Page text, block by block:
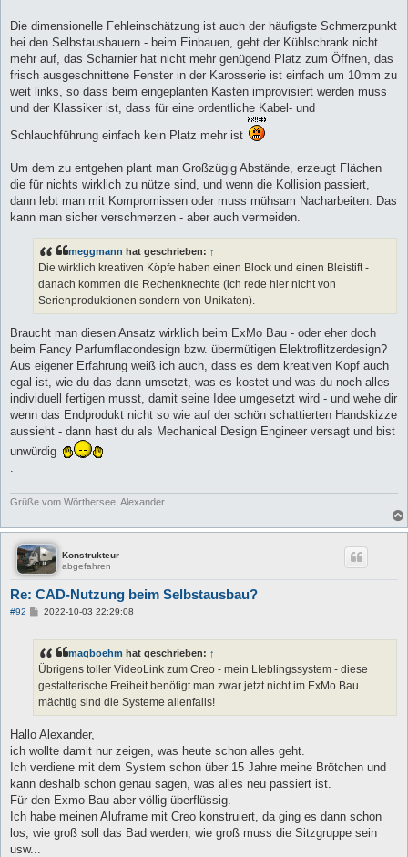
Die dimensionelle Fehleinschätzung ist auch der häufigste Schmerzpunkt
bei den Selbstausbauern - beim Einbauen, geht der Kühlschrank nicht
mehr auf, das Scharnier hat nicht mehr genügend Platz zum Öffnen, das
frisch ausgeschnittene Fenster in der Karosserie ist einfach um 10mm zu
weit links, so dass beim eingeplanten Kasten improvisiert werden muss
und der Klassiker ist, dass für eine ordentliche Kabel- und
Schlauchführung einfach kein Platz mehr ist
Um dem zu entgehen plant man Großzügig Abstände, erzeugt Flächen
die für nichts wirklich zu nütze sind, und wenn die Kollision passiert,
dann lebt man mit Kompromissen oder muss mühsam Nacharbeiten. Das
kann man sicher verschmerzen - aber auch vermeiden.
meggmann hat geschrieben: ↑
Die wirklich kreativen Köpfe haben einen Block und einen Bleistift -
danach kommen die Rechenknechte (ich rede hier nicht von
Serienproduktionen sondern von Unikaten).
Braucht man diesen Ansatz wirklich beim ExMo Bau - oder eher doch
beim Fancy Parfumflacondesign bzw. übermütigen Elektroflitzerdesign?
Aus eigener Erfahrung weiß ich auch, dass es dem kreativen Kopf auch
egal ist, wie du das dann umsetzt, was es kostet und was du noch alles
individuell fertigen musst, damit seine Idee umgesetzt wird - und wehe dir
wenn das Endprodukt nicht so wie auf der schön schattierten Handskizze
aussieht - dann hast du als Mechanical Design Engineer versagt und bist
unwürdig
.
Grüße vom Wörthersee, Alexander
Konstrukteur
abgefahren
Re: CAD-Nutzung beim Selbstausbau?
#92
B
r
a
g
2022-10-03 22:29:08
magboehm hat geschrieben: ↑
Übrigens toller VideoLink zum Creo - mein LIeblingssystem - diese
gestalterische Freiheit benötigt man zwar jetzt nicht im ExMo Bau...
mächtig sind die Systeme allenfalls!
Hallo Alexander,
ich wollte damit nur zeigen, was heute schon alles geht.
Ich verdiene mit dem System schon über 15 Jahre meine Brötchen und
kann deshalb schon genau sagen, was alles neu passiert ist.
Für den Exmo-Bau aber völlig überflüssig.
Ich habe meinen Aluframe mit Creo konstruiert, da ging es dann schon
los, wie groß soll das Bad werden, wie groß muss die Sitzgruppe sein
usw...